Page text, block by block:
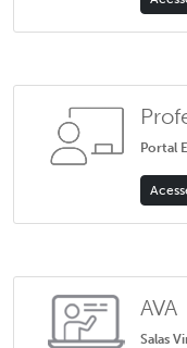
Portal
AVA
Salas